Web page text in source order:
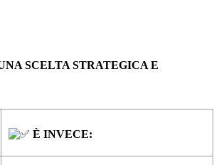
SCELTA STRATEGICA E
È INVECE: